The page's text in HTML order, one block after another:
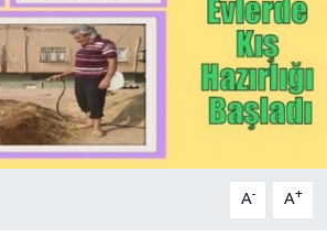
A- A+